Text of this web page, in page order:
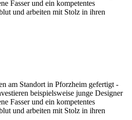
Fasser und ein kompetentes
und arbeiten mit Stolz in ihren
am Standort in Pforzheim gefertigt -
beispielsweise junge Designer
Fasser und ein kompetentes
und arbeiten mit Stolz in ihren